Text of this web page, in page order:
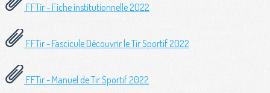
FFTir - Fiche institutionnelle 2022
FFTir - Fascicule Découvrir le Tir Sportif 2022
FFTir - Manuel de Tir Sportif 2022